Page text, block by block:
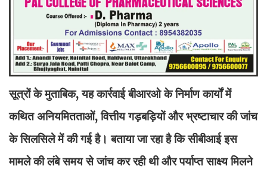
सूत्रों के मुताबिक, यह कार्रवाई बीआरओ के निर्माण कार्यों में
कथित अनियमितताओं, वित्तीय गड़बड़ियों और भ्रष्टाचार की जांच
के सिलसिले में की गई है। बताया जा रहा है कि सीबीआई इस
मामले की लंबे समय से जांच कर रही थी और पर्याप्त साक्ष्य मिलने